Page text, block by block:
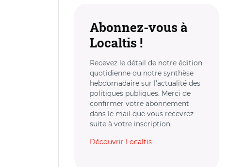
Abonnez-vous à
Localtis !
Recevez le détail de notre édition
quotidienne ou notre synthèse
hebdomadaire sur l’actualité des
politiques publiques. Merci de
confirmer votre abonnement
dans le mail que vous recevrez
suite à votre inscription.
Découvrir Localtis